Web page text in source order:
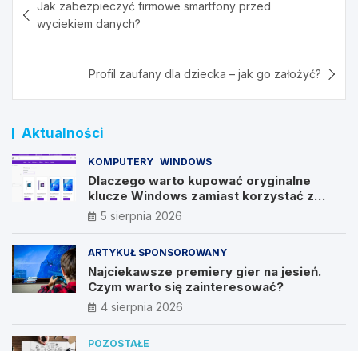
wpisu
Jak zabezpieczyć firmowe smartfony przed
wyciekiem danych?
Profil zaufany dla dziecka – jak go założyć?
Aktualności
KOMPUTERY WINDOWS
Dlaczego warto kupować oryginalne
klucze Windows zamiast korzystać z
nieautoryzowanych źródeł?
5 sierpnia 2026
ARTYKUŁ SPONSOROWANY
Najciekawsze premiery gier na jesień.
Czym warto się zainteresować?
4 sierpnia 2026
POZOSTAŁE